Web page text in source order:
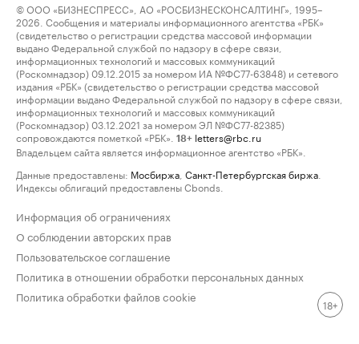
© ООО «БИЗНЕСПРЕСС», АО «РОСБИЗНЕСКОНСАЛТИНГ», 1995–
2026. Сообщения и материалы информационного агентства «РБК»
(свидетельство о регистрации средства массовой информации
выдано Федеральной службой по надзору в сфере связи,
информационных технологий и массовых коммуникаций
(Роскомнадзор) 09.12.2015 за номером ИА №ФС77-63848) и сетевого
издания «РБК» (свидетельство о регистрации средства массовой
информации выдано Федеральной службой по надзору в сфере связи,
информационных технологий и массовых коммуникаций
(Роскомнадзор) 03.12.2021 за номером ЭЛ №ФС77-82385)
сопровождаются пометкой «РБК».
18+ letters@rbc.ru
Владельцем сайта является информационное агентство «РБК».
Данные предоставлены: Мосбиржа Санкт-Петербургская биржа
Индексы облигаций предоставлены Cbonds.
Информация об ограничениях
О соблюдении авторских прав
Пользовательское соглашение
Политика в отношении обработки персональных данных
Политика обработки файлов cookie
18+